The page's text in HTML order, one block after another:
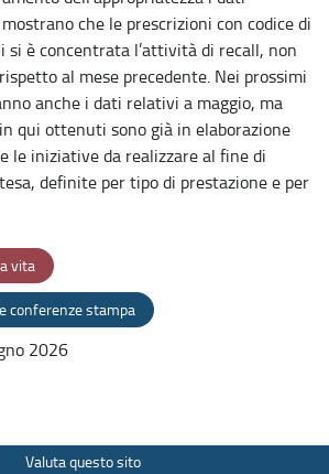
che le prescrizioni con codice di
si è concentrata l’attività di recall, non
al mese precedente. Nei prossimi
anche i dati relativi a maggio, ma
qui ottenuti sono già in elaborazione
le iniziative da realizzare al fine di
definite per tipo di prestazione e per
vita
conferenze stampa
2026
Valuta questo sito